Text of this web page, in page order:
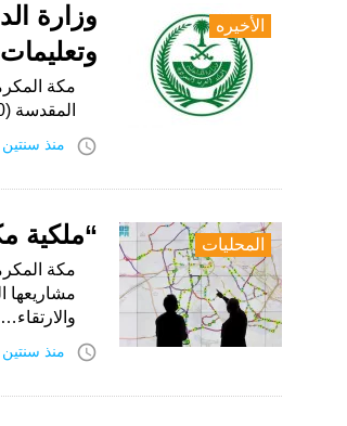
الأخيره
مكة
المقدسة (10) مخالفين لأنظمة وتعليمات الحج (الحج بلا تصريح)، وهم مقيمان…
access_time منذ سنتين
المحليات “ملكية
مكة
والارتقاء…
access_time منذ سنتين